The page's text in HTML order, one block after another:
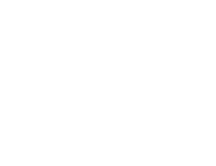
da entrega, pode recusar o
Depois de recusar, avise a
conosco através da Central de
tudo registrado. Nestes casos por
analisada.